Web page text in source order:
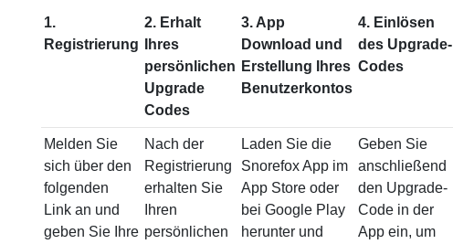
1.
Registrierung
2. Erhalt
Ihres
persönlichen
Upgrade
Codes
3. App
Download und
Erstellung Ihres
Benutzerkontos
4. Einlösen
des Upgrade-
Codes
Melden Sie
sich über den
folgenden
Link an und
geben Sie Ihre
Nach der
Registrierung
erhalten Sie
Ihren
persönlichen
Laden Sie die
Snorefox App im
App Store oder
bei Google Play
herunter und
Geben Sie
anschließend
den Upgrade-
Code in der
App ein, um